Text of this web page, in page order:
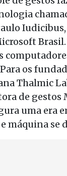
Brasil.
os
Thalmic
de gestos
uma era
máquina se